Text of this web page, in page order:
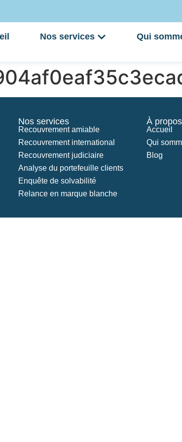
Nos services Qui
Nos services
Recouvrement amiable
Recouvrement international
Recouvrement judiciaire
Analyse du portefeuille clients
Enquête de solvabilité
Relance en marque blanche
À propos
Accueil
Qui
Blog